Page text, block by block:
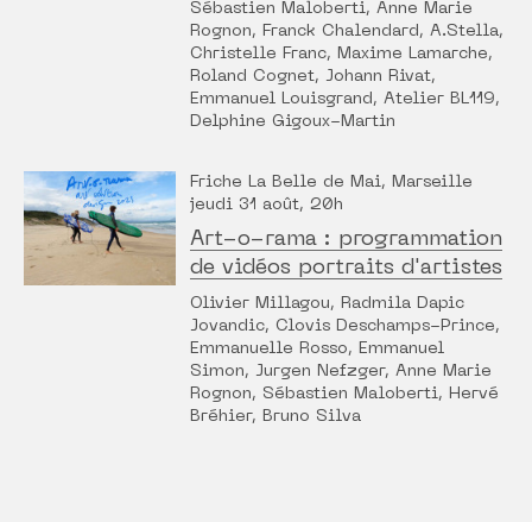
Sébastien Maloberti, Anne Marie
Rognon, Franck Chalendard, A.Stella,
Christelle Franc, Maxime Lamarche,
Roland Cognet, Johann Rivat,
Emmanuel Louisgrand, Atelier BL119,
Delphine Gigoux-Martin
Friche La Belle de Mai, Marseille
jeudi 31 août, 20h
Art-o-rama : programmation
de vidéos portraits d'artistes
Olivier Millagou, Radmila Dapic
Jovandic, Clovis Deschamps-Prince,
Emmanuelle Rosso, Emmanuel
Simon, Jurgen Nefzger, Anne Marie
Rognon, Sébastien Maloberti, Hervé
Bréhier, Bruno Silva